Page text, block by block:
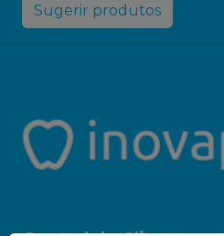
Sugerir produtos